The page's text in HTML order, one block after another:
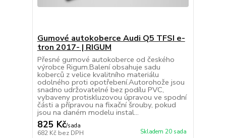
Gumové autokoberce Audi Q5 TFSI e-
tron 2017- | RIGUM
Přesné gumové autokoberce od českého
výrobce Rigum.Balení obsahuje sadu
koberců z velice kvalitního materiálu
odolného proti opotřebení.Autorohože jsou
snadno udržovatelné bez podílu PVC,
vybaveny protiskluzovou úpravou ve spodní
části a přípravou na fixační šrouby, pokud
jsou na daném modelu instal...
825 Kč/sada
682 Kč bez DPH Skladem 20 sada